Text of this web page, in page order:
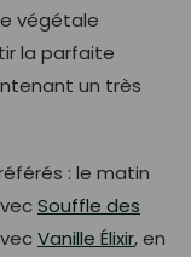
végétale
la parfaite
un très
: le matin
Souffle des
Vanille Élixir, en